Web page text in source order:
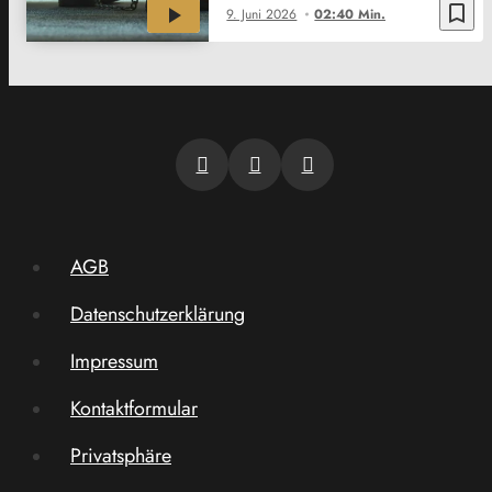
bookmark_border
9. Juni 2026 02:40 Min.
AGB
Datenschutzerklärung
Impressum
Kontaktformular
Privatsphäre